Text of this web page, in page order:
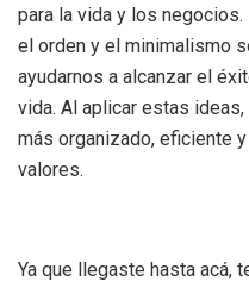
para la vida y los
el orden y el minimalismo
ayudarnos a alcanzar el
vida. Al aplicar estas
más organizado, eficiente
valores.
Ya que llegaste hasta acá,